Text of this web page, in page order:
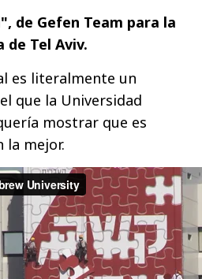
de Gefen Team para la
de Tel Aviv.
es literalmente un
que la Universidad
mostrar que es
mejor.